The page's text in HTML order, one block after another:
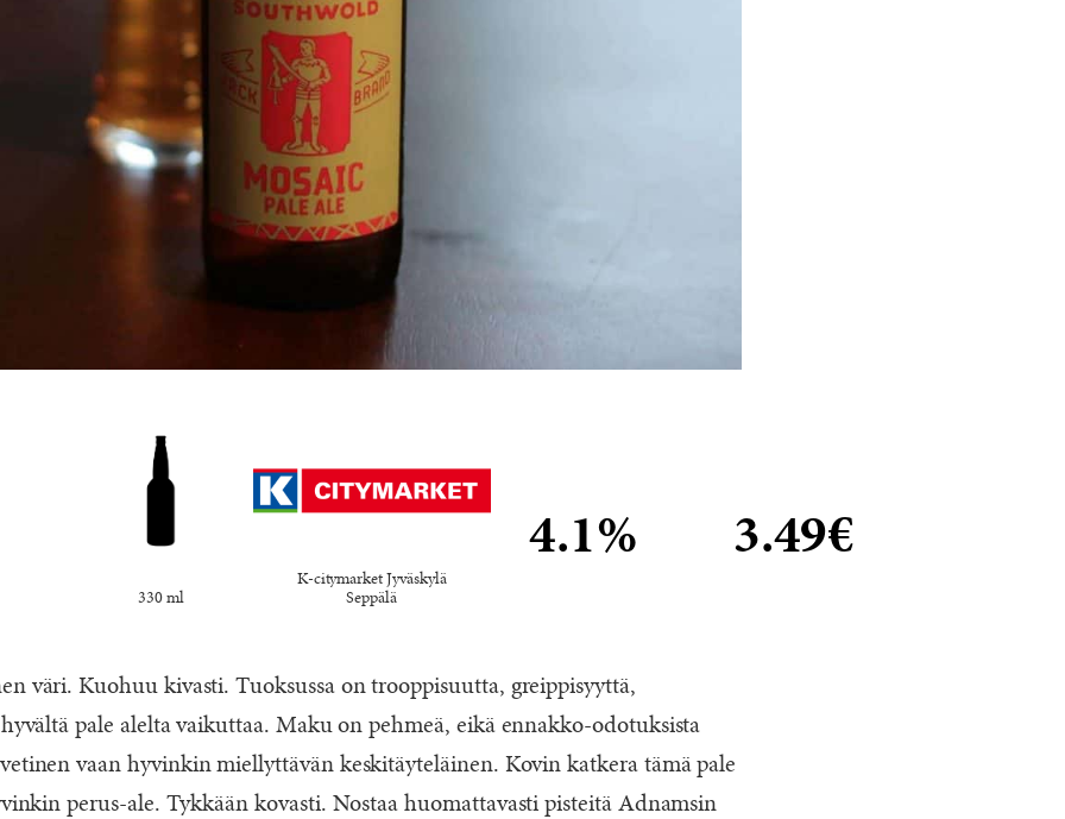
330 ml
K-citymarket Jyväskylä
Seppälä
4.1% 3.49€
väri. Kuohuu kivasti. Tuoksussa on trooppisuutta, greippisyyttä,
pale alelta vaikuttaa. Maku on pehmeä, eikä ennakko-odotuksista
vaan hyvinkin miellyttävän keskitäyteläinen. Kovin katkera tämä pale
perus-ale. Tykkään kovasti. Nostaa huomattavasti pisteitä Adnamsin